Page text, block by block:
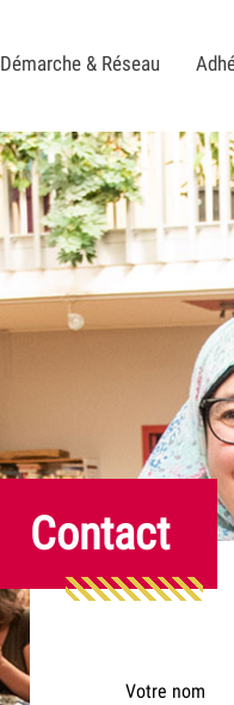
Démarche & Réseau
Contact
Votre nom